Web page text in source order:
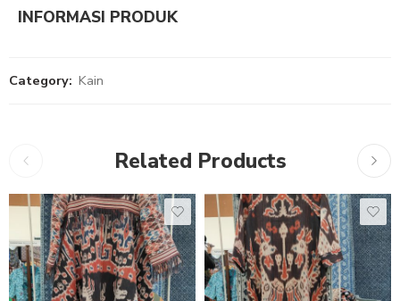
INFORMASI PRODUK
Category: Kain
Related Products